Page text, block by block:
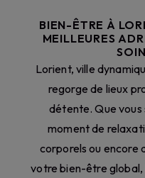
BIEN-ÊTRE À
MEILLEURES
Lorient, ville
regorge de lieux
détente. Que vous
moment de
corporels ou encore
votre bien-être global,